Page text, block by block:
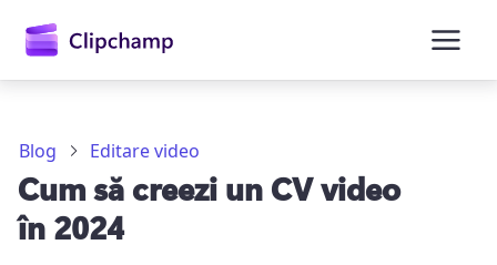
principal
Blog Editare video
Cum să creezi un CV video
în 2024